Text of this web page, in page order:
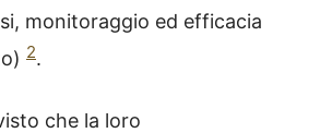
monitoraggio ed efficacia
2.
che la loro